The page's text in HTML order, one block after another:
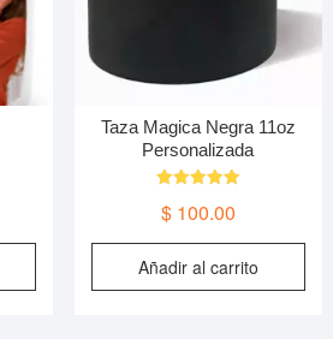
Taza Magica Negra 11oz
Personalizada
5.00
$100.00
Añadir al carrito